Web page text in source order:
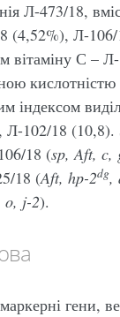
Л-473/18,
(4,52%), Л-
вітаміну С –
індексом
102/18 (10,8).
18 (sp, Aft,c,
18 (Aft,hp-2dg,
o, j-2).
гени,